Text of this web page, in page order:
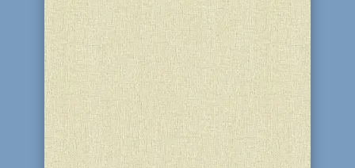
Глубокоуважаемый Реб Леви!
Еврейская община Каменского,
ученики и учителя школы "Ор-Авнер",
воспитанники и сотрудники детского
сада, коллектив синагоги "Бейт
Реувен" сердечно поздравляют Вас с